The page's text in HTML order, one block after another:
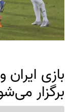
بازی
برگزار